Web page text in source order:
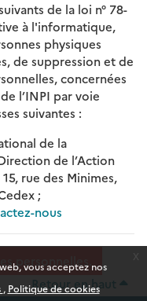
vous acceptez nos
Politique de cookies
de la loi n° 78-
à l'informatique,
physiques
de suppression et de
concernées
l’INPI par voie
suivantes :
de la
de l’Action
rue des Minimes,
;
nous
personnelles.
Retour en haut